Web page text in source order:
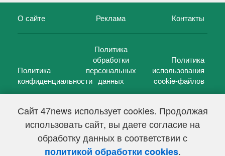
Сайт 47news использует cookies. Продолжая
использовать сайт, вы даете согласие на
обработку данных в соответствии с
политикой обработки cookies.
О сайте Реклама Контакты
Политика
конфиденциальности
Политика
обработки
персональных
данных
Политика
использования
cookie-файлов
47 новостей (47 news)2005 — 2026 г.
Свидетельство о регистрации СМИ Эл № ФС 77-39848, выдано
Федеральной службой по надзору в сфере связи,